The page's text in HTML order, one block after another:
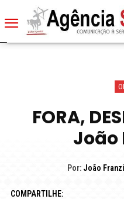
FORA,
João
Por: João
COMPARTILHE: